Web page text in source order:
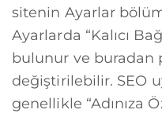
sitenin Ayarlar
Ayarlarda “Kalıcı
bulunur ve buradan
değiştirilebilir. SEO
genellikle “Adınıza